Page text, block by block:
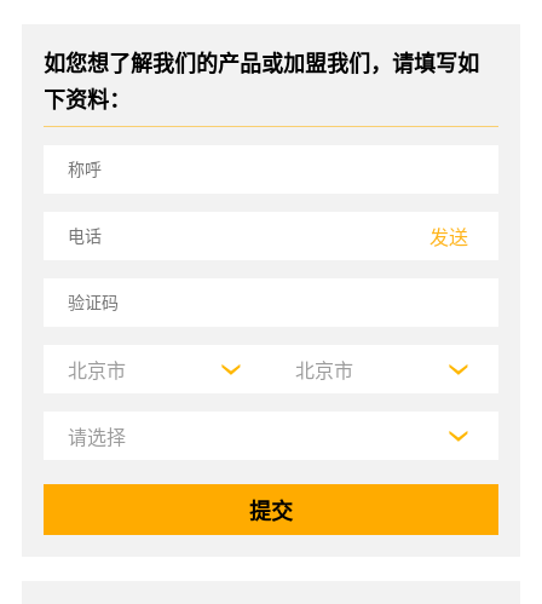
如您想了解我们的产品或加盟我们，请填写如
下资料：
发送